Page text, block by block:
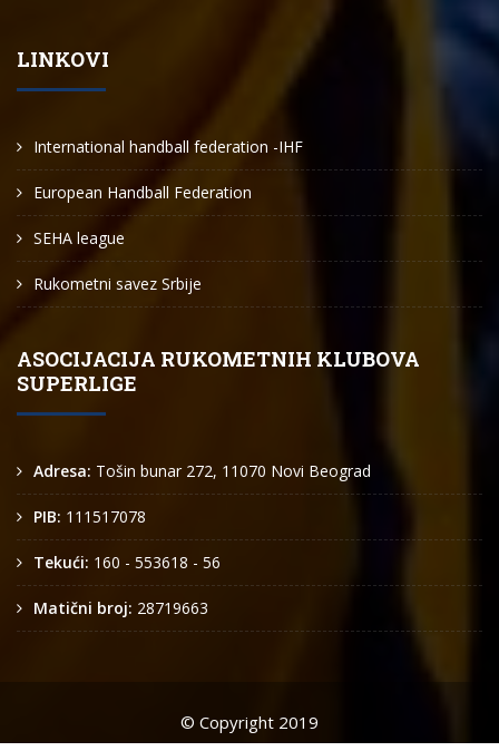
LINKOVI
International handball federation -IHF
European Handball Federation
SEHA league
Rukometni savez Srbije
ASOCIJACIJA RUKOMETNIH KLUBOVA
SUPERLIGE
Adresa: Tošin bunar 272, 11070 Novi Beograd
PIB: 111517078
Tekući: 160 - 553618 - 56
Matični broj: 28719663
© Copyright 2019